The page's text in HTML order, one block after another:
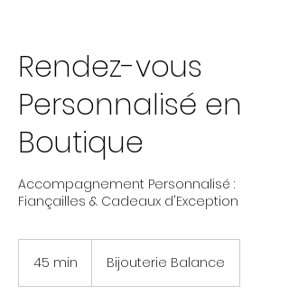
Rendez-vous
Personnalisé en
Boutique
Accompagnement Personnalisé :
Fiançailles & Cadeaux d'Exception
45 min Bijouterie Balance